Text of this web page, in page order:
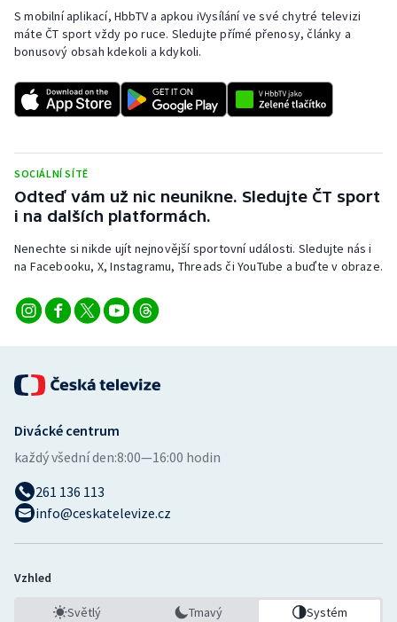
Ragby
Rychlostní kanoistika
Short track
Sportovní střelba
Veslování
Ostatní
S mobilní aplikací, HbbTV a apkou iVysílání ve své chytré televizi
máte ČT sport vždy po ruce. Sledujte přímé přenosy, články a
bonusový obsah kdekoli a kdykoli.
SOCIÁLNÍ SÍTĚ
Odteď vám už nic neunikne. Sledujte ČT sport
i na dalších platformách.
Nenechte si nikde ujít nejnovější sportovní události. Sledujte nás i
na Facebooku, X, Instagramu, Threads či YouTube a buďte v obraze.
Divácké centrum
každý všední den:8:00—16:00 hodin
261 136 113
info@ceskatelevize.cz
Vzhled
Světlý Tmavý Systém